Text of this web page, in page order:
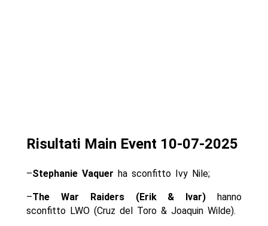
Risultati Main Event 10-07-2025
–Stephanie Vaquer ha sconfitto Ivy Nile;
–The War Raiders (Erik & Ivar) hanno
sconfitto LWO (Cruz del Toro & Joaquin Wilde).